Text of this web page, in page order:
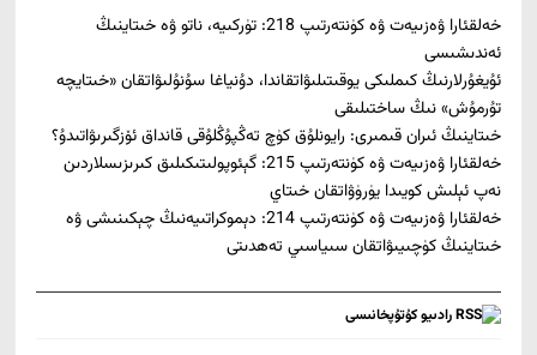
خەلقئارا ۋەزىيەت ۋە كۈنتەرتىپ 218: تۈركىيە، ناتو ۋە خىتاينىڭ
ئەندىشىسى
ئۇيغۇرلارنىڭ كىملىكى يوقىتىلىۋاتقاندا، دۇنياغا سۇنۇلىۋاتقان «خىتايچە
تۇرمۇش» نىڭ ساختىلىقى
خىتاينىڭ ئىران قىمىرى: رايونلۇق كۈچ تەڭپۇڭلۇقى قانداق ئۆزگىرىۋاتىدۇ؟
خەلقئارا ۋەزىيەت ۋە كۈنتەرتىپ 215: گېئوپولىتىكىلىق كىرىزىسلاردىن
نەپ ئېلىش كويىدا يۈرۈۋاتقان خىتاي
خەلقئارا ۋەزىيەت ۋە كۈنتەرتىپ 214: دېموكراتىيەنىڭ چېكىنىشى ۋە
خىتاينىڭ كۈچىيىۋاتقان سىياسىي تەھدىتى
رادىيو كۇتۇپخانىسى